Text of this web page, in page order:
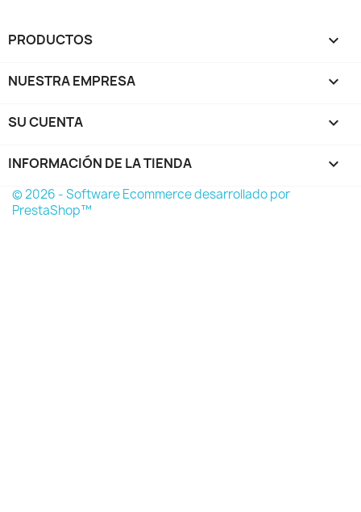
PRODUCTOS 
NUESTRA EMPRESA 
SU CUENTA 
INFORMACIÓN DE LA TIENDA keyboard_arrow_down
© 2026 - Software Ecommerce desarrollado por
PrestaShop™